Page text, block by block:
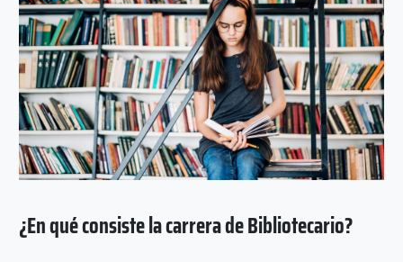
¿En qué consiste la carrera de Bibliotecario?